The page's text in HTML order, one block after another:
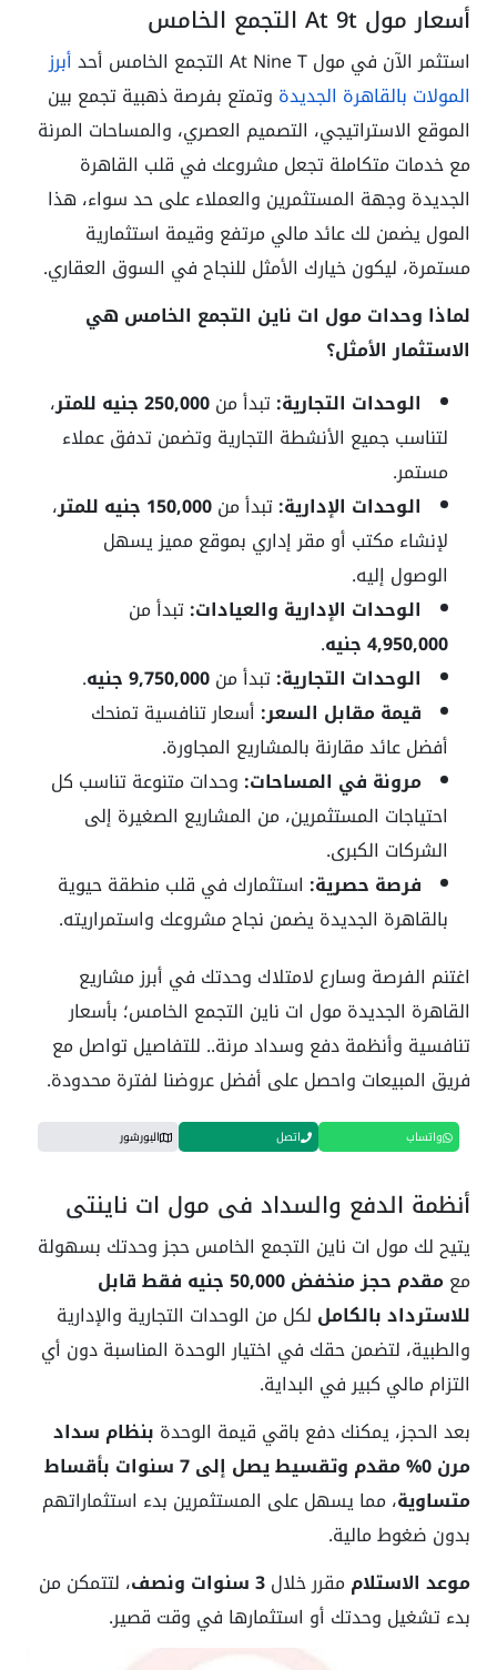
أسعار مول At 9t التجمع الخامس
استثمر الآن في مول At Nine T التجمع الخامس أحد
أبرز
المولات بالقاهرة الجديدة وتمتع بفرصة ذهبية تجمع بين
الموقع الاستراتيجي، التصميم العصري، والمساحات المرنة
مع خدمات متكاملة تجعل مشروعك في قلب القاهرة
الجديدة وجهة المستثمرين والعملاء على حد سواء، هذا
المول يضمن لك عائد مالي مرتفع وقيمة استثمارية
مستمرة، ليكون خيارك الأمثل للنجاح في السوق العقاري.
لماذا وحدات مول ات ناين التجمع الخامس هي
الاستثمار الأمثل؟
الوحدات التجارية:تبدأ من250,000 جنيه للمتر
،
لتناسب جميع الأنشطة التجارية وتضمن تدفق عملاء
مستمر.
الوحدات الإدارية:تبدأ من150,000 جنيه للمتر
،
لإنشاء مكتب أو مقر إداري بموقع مميز يسهل
الوصول إليه.
الوحدات الإدارية والعيادات:تبدأ من
4,950,000 جنيه
.
الوحدات التجارية:تبدأ من9,750,000 جنيه
.
قيمة مقابل السعر: أسعار تنافسية تمنحك
أفضل عائد مقارنة بالمشاريع المجاورة.
مرونة في المساحات: وحدات متنوعة تناسب كل
احتياجات المستثمرين، من المشاريع الصغيرة إلى
الشركات الكبرى.
فرصة حصرية: استثمارك في قلب منطقة حيوية
بالقاهرة الجديدة يضمن نجاح مشروعك واستمراريته.
اغتنم الفرصة وسارع لامتلاك وحدتك في أبرز مشاريع
القاهرة الجديدة مول ات ناين التجمع الخامس؛ بأسعار
تنافسية وأنظمة دفع وسداد مرنة.. للتفاصيل تواصل مع
فريق المبيعات واحصل على أفضل عروضنا لفترة محدودة.
واتساب اتصل البورشور
أنظمة الدفع والسداد في مول ات ناينتي
يتيح لك مول ات ناين التجمع الخامس حجز وحدتك بسهولة
مع
مقدم حجز منخفض 50,000 جنيه فقط قابل
للاسترداد بالكامل لكل من الوحدات التجارية والإدارية
والطبية، لتضمن حقك في اختيار الوحدة المناسبة دون أي
التزام مالي كبير في البداية.
بعد الحجز، يمكنك دفع باقي قيمة الوحدة بنظام سداد
مرن 0% مقدم وتقسيط يصل إلى 7 سنوات بأقساط
متساوية، مما يسهل على المستثمرين بدء استثماراتهم
بدون ضغوط مالية.
موعد الاستلام مقرر خلال3 سنوات ونصف
، لتتمكن من
بدء تشغيل وحدتك أو استثمارها في وقت قصير.